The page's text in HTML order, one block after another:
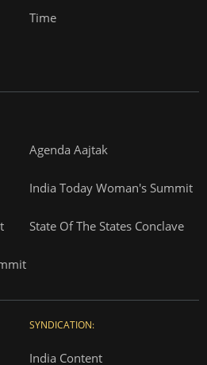
Time
Agenda Aajtak
India Today Woman's Summit
State Of The States Conclave
SYNDICATION:
India Content